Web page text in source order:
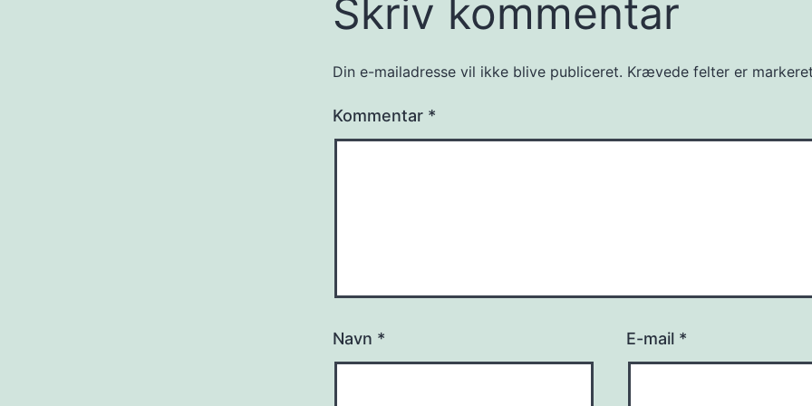
Skriv kommentar
Din e-mailadresse vil ikke blive publiceret. Krævede felter er
Kommentar *
Navn * E-mail *